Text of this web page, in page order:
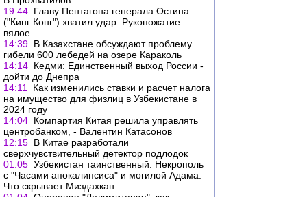
19:44 Главу Пентагона генерала Остина
("Кинг Конг") хватил удар. Рукопожатие
вялое...
14:39 В Казахстане обсуждают проблему
гибели 600 лебедей на озере Караколь
14:14 Кедми: Единственный выход России -
дойти до Днепра
14:11
Как изменились ставки и расчет налога
на имущество для физлиц в Узбекистане в
2024 году
14:04 Компартия Китая решила управлять
центробанком, - Валентин Катасонов
12:15 В Китае разработали
сверхчувствительный детектор подлодок
01:05 Узбекистан таинственный. Некрополь
с "Часами апокалипсиса" и могилой Адама.
Что скрывает Миздахкан